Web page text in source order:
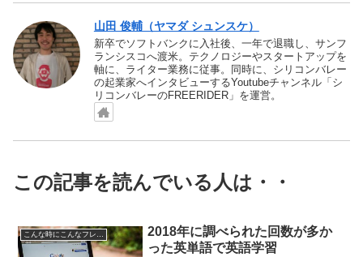
山田 俊輔（ヤマダ シュンスケ）
新卒でソフトバンクに入社後、一年で退職し、サンフ
ランシスコへ渡米。テクノロジーやスタートアップを
軸に、ライター業務に従事。同時に、シリコンバレー
の起業家へインタビューするYoutubeチャンネル「シ
リコンバレーのFREERIDER」を運営。
この記事を読んでいる人は・・
2018年に調べられた回数が多か
った英単語で英語学習